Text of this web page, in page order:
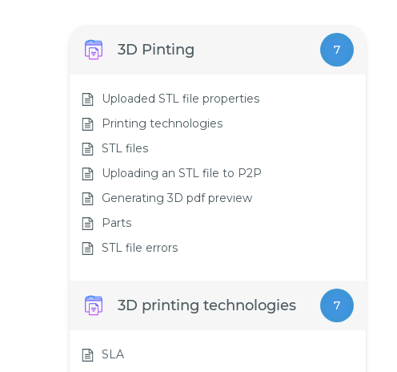
3D Pinting 7
Uploaded STL file properties
Printing technologies
STL files
Uploading an STL file to P2P
Generating 3D pdf preview
Parts
STL file errors
3D printing technologies 7
SLA